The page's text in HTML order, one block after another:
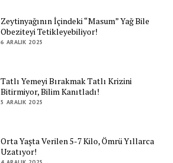
Zeytinyağının İçindeki “Masum” Yağ Bile
Obeziteyi Tetikleyebiliyor!
6 ARALIK 2025
Tatlı Yemeyi Bırakmak Tatlı Krizini
Bitirmiyor, Bilim Kanıtladı!
5 ARALIK 2025
Orta Yaşta Verilen 5-7 Kilo, Ömrü Yıllarca
Uzatıyor!